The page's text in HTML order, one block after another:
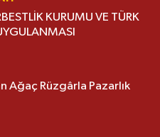
KURUMU VE TÜRK
Ağaç Rüzgârla Pazarlık